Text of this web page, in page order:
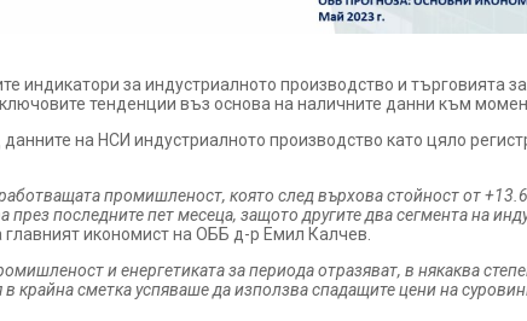
индикатори за индустриалното производство и търговията
тенденции въз основа на наличните данни към
на НСИ индустриалното производство като цяло
промишленост, която след върхова стойност от
през последните пет месеца, защото другите два сегмента на
главният икономист на ОББ д-р Емил Калчев.
и енергетиката за периода отразяват, в някаква
сметка успяваше да използва спадащите цени на